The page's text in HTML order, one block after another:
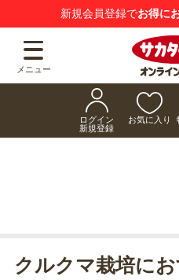
新規会員登録でお得に
メニュー
ログイン
新規登録
お気に入り
クルクマ栽培に